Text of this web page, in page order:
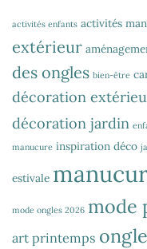
activités enfants activités
extérieur
des ongles bien-être
décoration
décoration jardin
manucure inspiration déco
estivale
mode ongles 2026 mode
art printemps